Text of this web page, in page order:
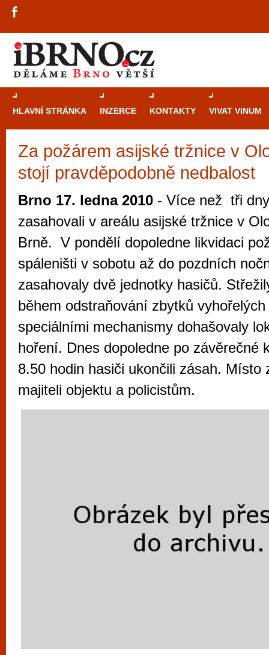
HLAVNÍ STRÁNKA INZERCE KONTAKTY VIVAT VINUM
Za požárem asijské tržnice v
stojí pravděpodobně nedbalost
Brno 17. ledna 2010 - Více než tři
zasahovali v areálu asijské tržnice v
Brně. V pondělí dopoledne likvidaci
spáleništi v sobotu až do pozdních
zasahovaly dvě jednotky hasičů.
během odstraňování zbytků
speciálními mechanismy dohašovaly
hoření. Dnes dopoledne po závěrečné
8.50 hodin hasiči ukončili zásah. Místo
majiteli objektu a policistům.
Průvodce
Brně: Od
Brno je
zajímavé
restaurace,
Mimo jiné je ale také místem, kde si
vyzkoušet různé kasinové hry. V
metropoli naleznete širokou nabídku her
po moderní automaty jak pro pravidelné
příležitostné hráče. V...